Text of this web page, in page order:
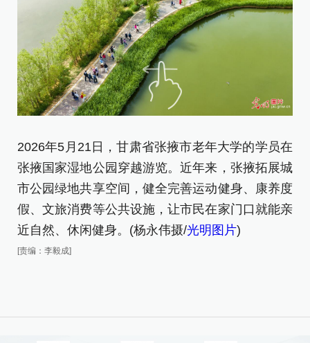
2026年5月21日，甘肃省张掖市老年大学的学员在
张掖国家湿地公园穿越游览。近年来，张掖拓展城
市公园绿地共享空间，健全完善运动健身、康养度
假、文旅消费等公共设施，让市民在家门口就能亲
近自然、休闲健身。(杨永伟摄/光明图片)
[责编：李毅成]